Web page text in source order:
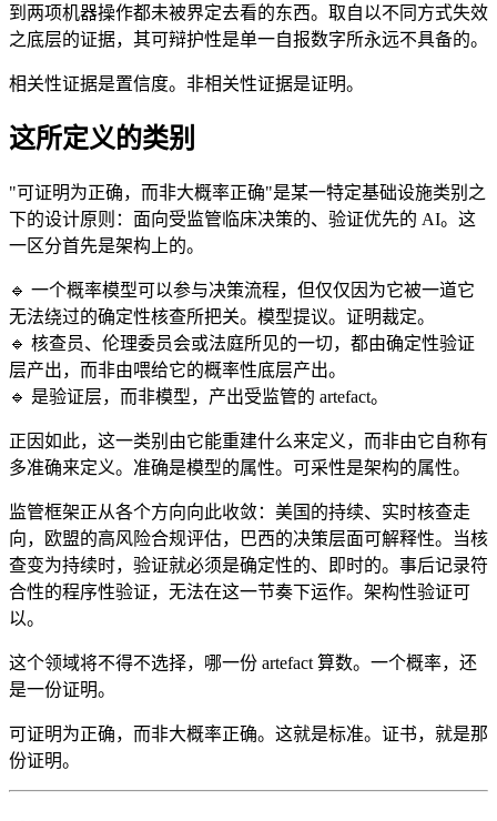
到两项机器操作都未被界定去看的东西。取自以不同方式失效
之底层的证据，其可辩护性是单一自报数字所永远不具备的。
相关性证据是置信度。非相关性证据是证明。
这所定义的类别
"可证明为正确，而非大概率正确"是某一特定基础设施类别之
下的设计原则：面向受监管临床决策的、验证优先的 AI。这
一区分首先是架构上的。
🔹 一个概率模型可以参与决策流程，但仅仅因为它被一道它
无法绕过的确定性核查所把关。模型提议。证明裁定。
🔹 核查员、伦理委员会或法庭所见的一切，都由确定性验证
层产出，而非由喂给它的概率性底层产出。
🔹 是验证层，而非模型，产出受监管的 artefact。
正因如此，这一类别由它能重建什么来定义，而非由它自称有
多准确来定义。准确是模型的属性。可采性是架构的属性。
监管框架正从各个方向向此收敛：美国的持续、实时核查走
向，欧盟的高风险合规评估，巴西的决策层面可解释性。当核
查变为持续时，验证就必须是确定性的、即时的。事后记录符
合性的程序性验证，无法在这一节奏下运作。架构性验证可
以。
这个领域将不得不选择，哪一份 artefact 算数。一个概率，还
是一份证明。
可证明为正确，而非大概率正确。这就是标准。证书，就是那
份证明。